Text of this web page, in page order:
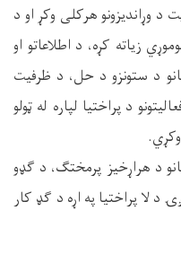
د وړاندیزونو هرکلی وکړ او د
زیاته کړه، د اطلاعاتو او
د ستونزو د حل، د ظرفیت
د پراختیا لپاره له ټولو
د هراړخیز پرمختګ، د ګډو
د لا پراختیا په اړه د ګډ کار